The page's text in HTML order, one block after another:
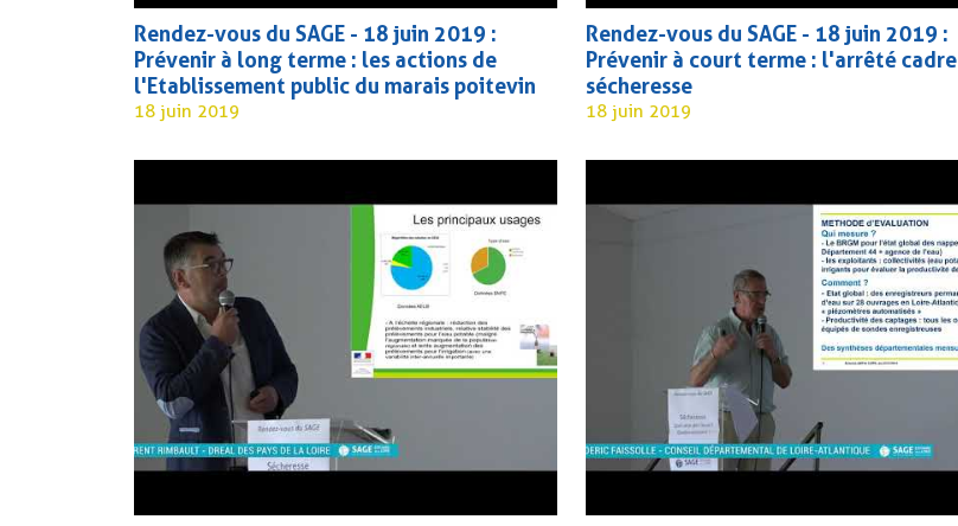
Rendez-vous du SAGE - 18 juin 2019 :
Prévenir à long terme : les actions de
l'Etablissement public du marais poitevin
18 juin 2019
Rendez-vous du SAGE - 18 juin 2019 :
Prévenir à court terme : l'arrêté cadre
sécheresse
18 juin 2019